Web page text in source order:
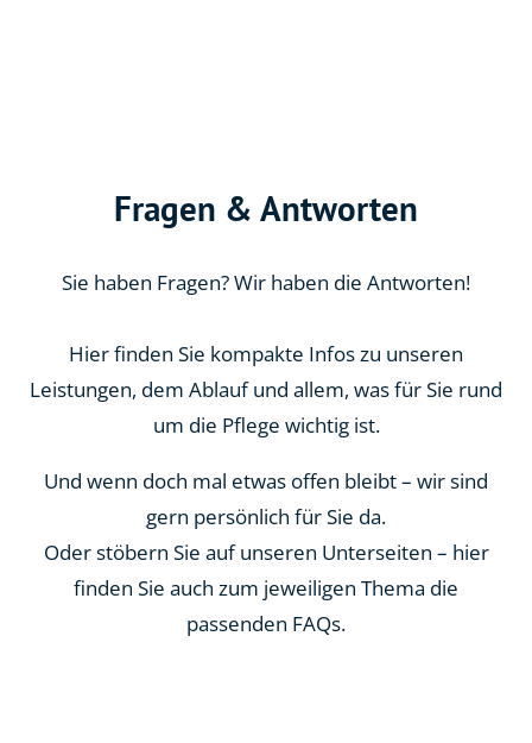
Fragen & Antworten
Sie haben Fragen? Wir haben die Antworten!
Hier finden Sie kompakte Infos zu unseren
Leistungen, dem Ablauf und allem, was für Sie rund
um die Pflege wichtig ist.
Und wenn doch mal etwas offen bleibt – wir sind
gern persönlich für Sie da.
Oder stöbern Sie auf unseren Unterseiten – hier
finden Sie auch zum jeweiligen Thema die
passenden FAQs.